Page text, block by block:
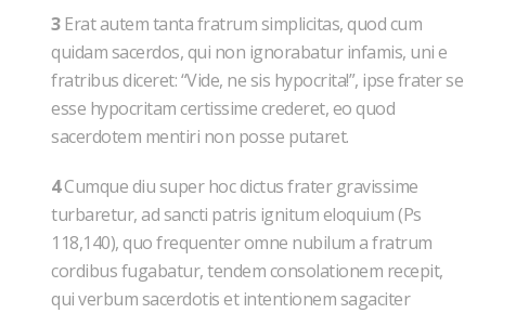
3Erat autem tanta fratrum simplicitas, quod cum
quidam sacerdos, qui non ignorabatur infamis, uni e
fratribus diceret: “Vide, ne sis hypocrita!”, ipse frater se
esse hypocritam certissime crederet, eo quod
sacerdotem mentiri non posse putaret.
4Cumque diu super hoc dictus frater gravissime
turbaretur, ad sancti patris ignitum eloquium (Ps
118,140), quo frequenter omne nubilum a fratrum
cordibus fugabatur, tendem consolationem recepit,
qui verbum sacerdotis et intentionem sagaciter